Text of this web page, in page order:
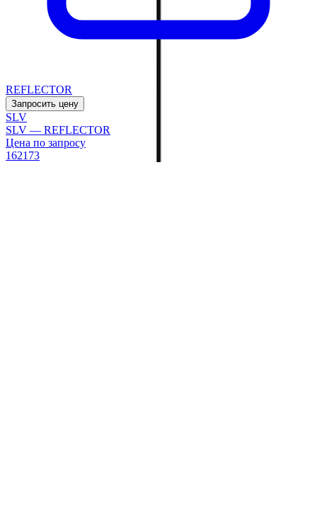
REFLECTOR
Запросить цену
SLV
SLV — REFLECTOR
Цена по запросу
162173